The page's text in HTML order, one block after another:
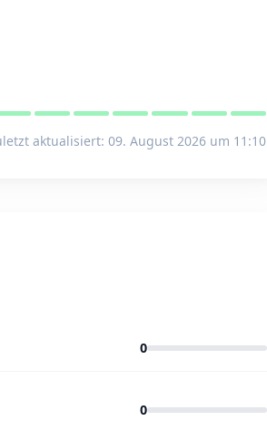
aktualisiert: 09. August 2026 um 11:10
0
0